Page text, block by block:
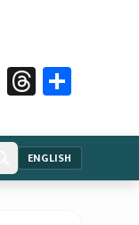
Messenger
Threads
ENGLISH